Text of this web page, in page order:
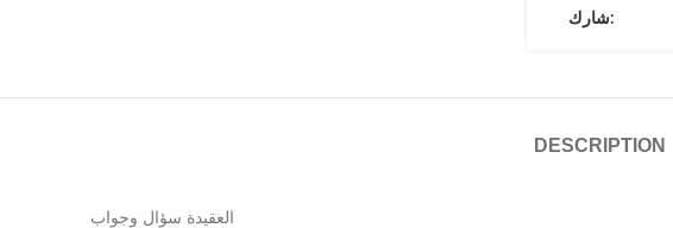
شارك:
DESCRIPTION
العقيدة سؤال وجواب